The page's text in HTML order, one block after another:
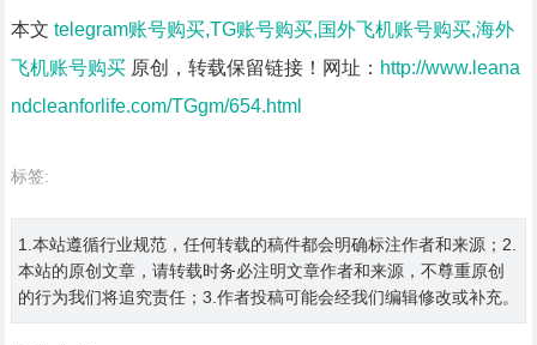
本文 telegram账号购买,TG账号购买,国外飞机账号购买,海外
飞机账号购买原创，转载保留链接！网址： http://www.leana
ndcleanforlife.com/TGgm/654.html
标签:
1.本站遵循行业规范，任何转载的稿件都会明确标注作者和来源；2.
本站的原创文章，请转载时务必注明文章作者和来源，不尊重原创
的行为我们将追究责任；3.作者投稿可能会经我们编辑修改或补充。